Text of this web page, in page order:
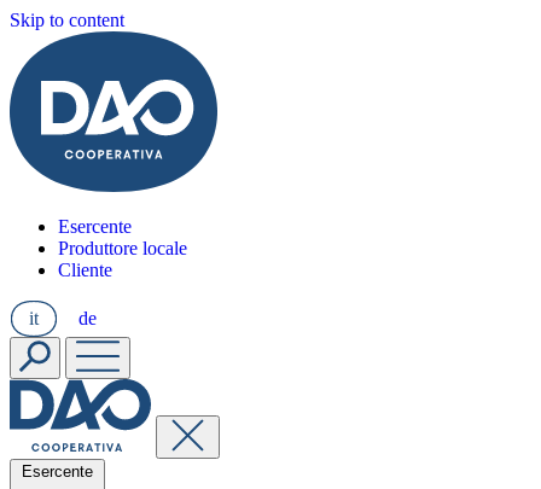
Skip to content
Esercente
Produttore locale
Cliente
it de
Esercente